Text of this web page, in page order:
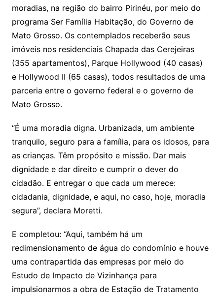
n
k
p
p
m
n
Cl
a
s
sr
o
o
a
g
e
k.
c
o
m
e o
M
ai
l
d
s
moradias, na região do bairro Pirinéu, por meio do
programa Ser Família Habitação, do Governo de
Mato Grosso. Os contemplados receberão seus
imóveis nos residenciais Chapada das Cerejeiras
(355 apartamentos), Parque Hollywood (40 casas)
e Hollywood II (65 casas), todos resultados de uma
parceria entre o governo federal e o governo de
Mato Grosso.
“É uma moradia digna. Urbanizada, um ambiente
tranquilo, seguro para a família, para os idosos, para
as crianças. Têm propósito e missão. Dar mais
dignidade e dar direito e cumprir o dever do
cidadão. E entregar o que cada um merece:
cidadania, dignidade, e aqui, no caso, hoje, moradia
segura”, declara Moretti.
E completou: “Aqui, também há um
redimensionamento de água do condomínio e houve
uma contrapartida das empresas por meio do
Estudo de Impacto de Vizinhança para
impulsionarmos a obra de Estação de Tratamento